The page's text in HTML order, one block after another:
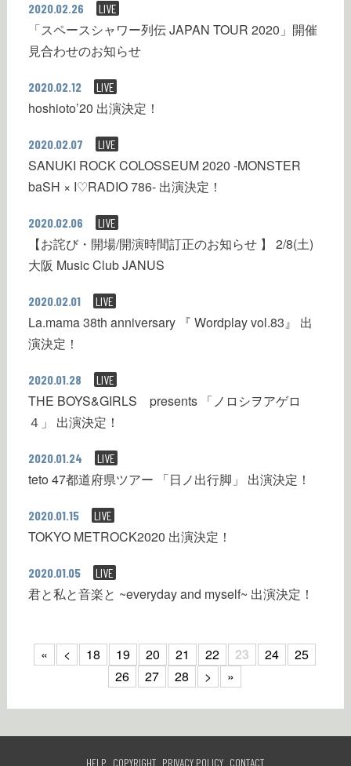
2020.02.26 LIVE
「スペースシャワー列伝 JAPAN TOUR 2020」開催
見合わせのお知らせ
2020.02.12 LIVE
hoshioto’20 出演決定！
2020.02.07 LIVE
SANUKI ROCK COLOSSEUM 2020 -MONSTER
baSH × I♡RADIO 786- 出演決定！
2020.02.06 LIVE
【お詫び・開場/開演時間訂正のお知らせ 】 2/8(土)
大阪 Music Club JANUS
2020.02.01 LIVE
La.mama 38th anniversary 『 Wordplay vol.83』 出
演決定！
2020.01.28 LIVE
THE BOYS&GIRLS presents 「ノロシヲアゲロ
４」 出演決定！
2020.01.24 LIVE
teto 47都道府県ツアー 「日ノ出行脚」 出演決定！
2020.01.15 LIVE
TOKYO METROCK2020 出演決定！
2020.01.05 LIVE
君と私と音楽と ~everyday and myself~ 出演決定！
« < 18 19 20 21 22 23 24
25
26
27 28 > »
HELP COPYRIGHT PRIVACY POLICY CONTACT